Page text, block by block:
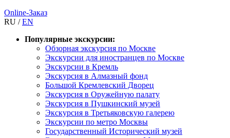
Online-Заказ
RU /EN
Популярные экскурсии:
Обзорная экскурсия по Москве
Экскурсии для иностранцев по Москве
Экскурсии в Кремль
Экскурсия в Алмазный фонд
Большой Кремлевский Дворец
Экскурсия в Оружейную палату
Экскурсия в Пушкинский музей
Экскурсия в Третьяковскую галерею
Экскурсии по метро Москвы
Государственный Исторический музей